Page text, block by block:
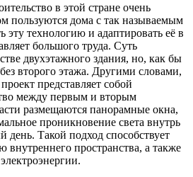
в этой стране очень
пользуются дома с так называемым
эту технологию и адаптировать её в
большого труда. Суть
двухэтажного здания, но, как бы
второго этажа. Другими словами,
представляет собой
между первым и вторым
размещаются панорамные окна,
проникновение света внутрь
день. Такой подход способствует
внутреннего пространства, а также